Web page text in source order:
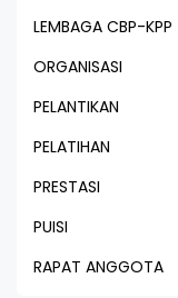
LEMBAGA CBP-KPP
ORGANISASI
PELANTIKAN
PELATIHAN
PRESTASI
PUISI
RAPAT ANGGOTA